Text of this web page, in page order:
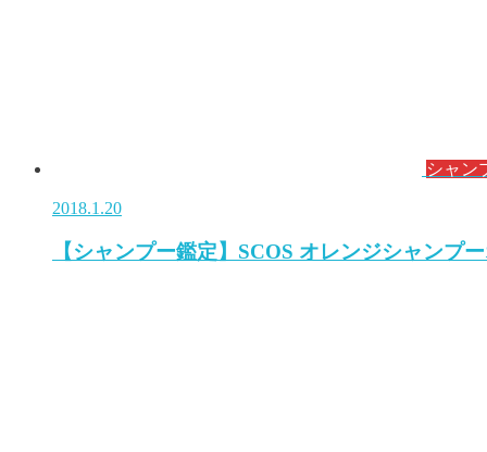
シャン
2018.1.20
【シャンプー鑑定】SCOS オレンジシャンプ